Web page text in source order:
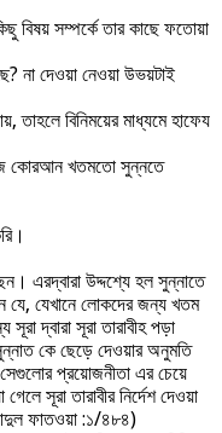
বিষয় সম্পর্কে তার কাছে ফতোয়া
না দেওয়া নেওয়া উভয়টাই
তাহলে বিনিময়ের মাধ্যমে হাফেয
কোরআন খতমতো সুন্নতে
এরদ্বারা উদ্দশ্যে হল সুন্নাতে
যে, যেখানে লোকদের জন্য খতম
দ্বারা সূরা তারাবীহ পড়া
কে ছেড়ে দেওয়ার অনুমতি
প্রয়োজনীতা এর চেয়ে
সূরা তারাবীর নির্দেশ দেওয়া
ফাতওয়া :১/৪৮৪)